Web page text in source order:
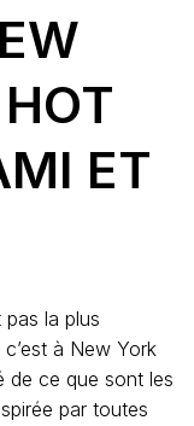
ET
la plus
à New York
de ce que sont les
par toutes